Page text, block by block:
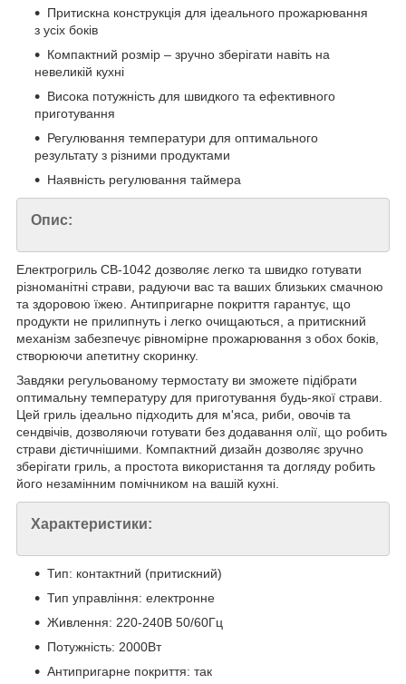
Притискна конструкція для ідеального прожарювання
з усіх боків
Компактний розмір – зручно зберігати навіть на
невеликій кухні
Висока потужність для швидкого та ефективного
приготування
Регулювання температури для оптимального
результату з різними продуктами
Наявність регулювання таймера
Опис:
Електрогриль СВ-1042 дозволяє легко та швидко готувати
різноманітні страви, радуючи вас та ваших близьких смачною
та здоровою їжею. Антипригарне покриття гарантує, що
продукти не прилипнуть і легко очищаються, а притискний
механізм забезпечує рівномірне прожарювання з обох боків,
створюючи апетитну скоринку.
Завдяки регульованому термостату ви зможете підібрати
оптимальну температуру для приготування будь-якої страви.
Цей гриль ідеально підходить для м'яса, риби, овочів та
сендвічів, дозволяючи готувати без додавання олії, що робить
страви дієтичнішими. Компактний дизайн дозволяє зручно
зберігати гриль, а простота використання та догляду робить
його незамінним помічником на вашій кухні.
Характеристики:
Тип: контактний (притискний)
Тип управління: електронне
Живлення: 220-240В 50/60Гц
Потужність: 2000Вт
Антипригарне покриття: так